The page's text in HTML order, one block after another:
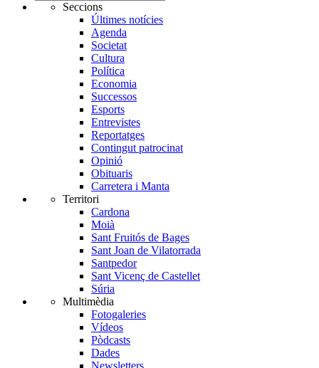
Seccions
Últimes notícies
Agenda
Societat
Cultura
Política
Economia
Successos
Esports
Entrevistes
Reportatges
Contingut patrocinat
Opinió
Obituaris
Carretera i Manta
Territori
Cardona
Moià
Sant Fruitós de Bages
Sant Joan de Vilatorrada
Santpedor
Sant Vicenç de Castellet
Súria
Multimèdia
Fotogaleries
Vídeos
Pòdcasts
Dades
Newsletters